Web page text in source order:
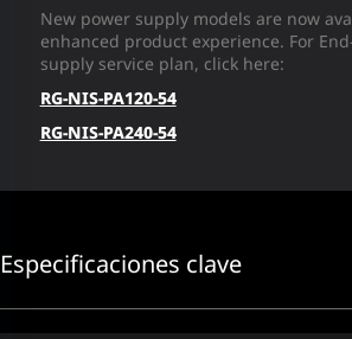
New power supply models are now
enhanced product experience. For
supply service plan, click here:
RG-NIS-PA120-54
RG-NIS-PA240-54
Especificaciones clave